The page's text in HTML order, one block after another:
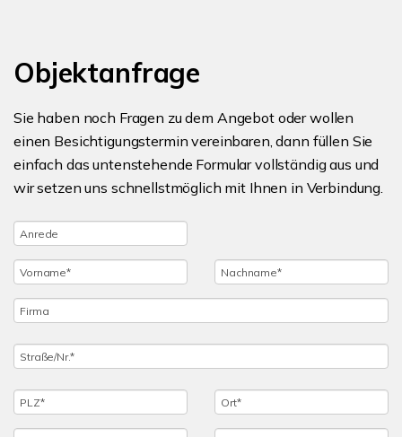
Objektanfrage
Sie haben noch Fragen zu dem Angebot oder wollen
einen Besichtigungstermin vereinbaren, dann füllen Sie
einfach das untenstehende Formular vollständig aus und
wir setzen uns schnellstmöglich mit Ihnen in Verbindung.